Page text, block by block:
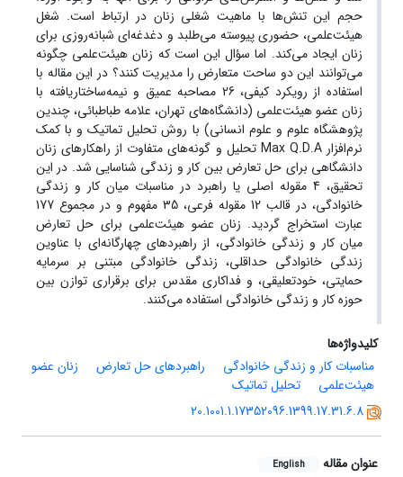
حجم این تنش‌ها با ماهیت شغلی زنان در ارتباط است. شغل
هیئت‌علمی، حضوری پیوسته می‌طلبد و دغدغه‌ای شبانه‌روزی برای
زنان ایجاد می‌کند. اما سؤال این است که زنان هیئت‌علمی چگونه
می‌توانند این دو ساحت متعارض را مدیریت کنند؟ در این مقاله با
استفاده از رویکرد کیفی، 26 مصاحبه‌ عمیق و نیمه‌ساختاریافته با
زنان عضو هیئت‌علمی (دانشگاه‌های تهران، علامه طباطبائی، چندین
پژوهشگاه علوم و علوم انسانی) با روش تحلیل تماتیک و با کمک
نرم‌افزار Max Q.D.A تحلیل و گونه‌های متفاوت از راهکارهای زنان
دانشگاهی برای حل تعارض بین کار و زندگی شناسایی شد. در این
تحقیق، 4 مقوله اصلی یا راهبرد در مناسبات میان کار و زندگی
خانوادگی، در قالب 12 مقوله فرعی، 35 مفهوم و در مجموع 177
عبارت استخراج گردید. زنان عضو هیئت‌علمی برای حل تعارض
میان کار و زندگی خانوادگی، از راهبردهای چهارگانه‌ای با عناوین
زندگی خانوادگی حداقلی، زندگی خانوادگی مبتنی بر سرمایه‌
حمایتی، خودتعلیقی، و فداکاری مقدس برای برقراری توازن بین
حوزه کار و زندگی خانوادگی استفاده می‌کنند.
کلیدواژه‌ها
مناسبات کار و زندگی خانوادگی
راهبرد‌های حل تعارض
زنان عضو
هیئت‌علمی
تحلیل تماتیک
20.1001.1.17352096.1399.17.31.6.8
عنوان مقاله English